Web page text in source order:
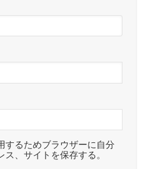
するためブラウザーに自分
、サイトを保存する。